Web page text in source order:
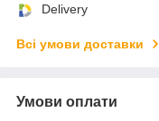
Delivery
Всі умови доставки
Умови оплати